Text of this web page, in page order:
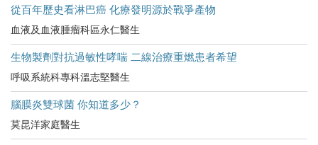
從百年歷史看淋巴癌 化療發明源於戰爭產物
血液及血液腫瘤科區永仁醫生
生物製劑對抗過敏性哮喘 二線治療重燃患者希望
呼吸系統科專科溫志堅醫生
腦膜炎雙球菌 你知道多少？
莫昆洋家庭醫生